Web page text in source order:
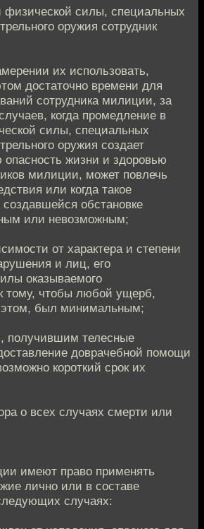
силы, специальных
оружия сотрудник
их использовать,
достаточно времени для
сотрудника милиции, за
когда промедление в
силы, специальных
оружия создает
опасность жизни и здоровью
милиции, может повлечь
или когда такое
обстановке
или невозможным;
от характера и степени
и лиц, его
оказываемого
тому, чтобы любой ущерб,
был минимальным;
получившим телесные
доврачебной помощи
короткий срок их
о всех случаях смерти или
имеют право применять
лично или в составе
случаях: